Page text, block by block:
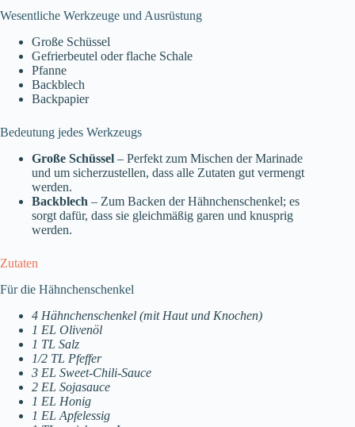
Wesentliche Werkzeuge und Ausrüstung
Große Schüssel
Gefrierbeutel oder flache Schale
Pfanne
Backblech
Backpapier
Bedeutung jedes Werkzeugs
Große Schüssel – Perfekt zum Mischen der Marinade
und um sicherzustellen, dass alle Zutaten gut vermengt
werden.
Backblech – Zum Backen der Hähnchenschenkel; es
sorgt dafür, dass sie gleichmäßig garen und knusprig
werden.
Zutaten
Für die Hähnchenschenkel
4 Hähnchenschenkel (mit Haut und Knochen)
1 EL Olivenöl
1 TL Salz
1/2 TL Pfeffer
3 EL Sweet-Chili-Sauce
2 EL Sojasauce
1 EL Honig
1 EL Apfelessig